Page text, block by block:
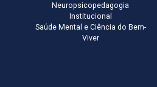
Neuropsicopedagogia
Institucional
Saúde Mental e Ciência do Bem-
Viver